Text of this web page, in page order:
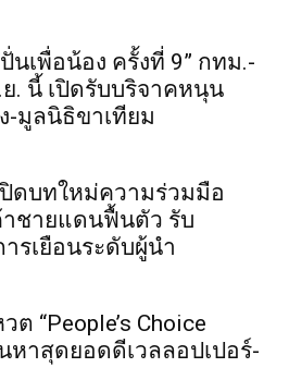
นเพื่อน้อง ครั้งที่ 9” กทม.-
ย. นี้ เปิดรับบริจาคหนุน
-มูลนิธิขาเทียม
ปิดบทใหม่ความร่วมมือ
าชายแดนฟื้นตัว รับ
เยือนระดับผู้นำ
“People’s Choice
หาสุดยอดดีเวลลอปเปอร์-